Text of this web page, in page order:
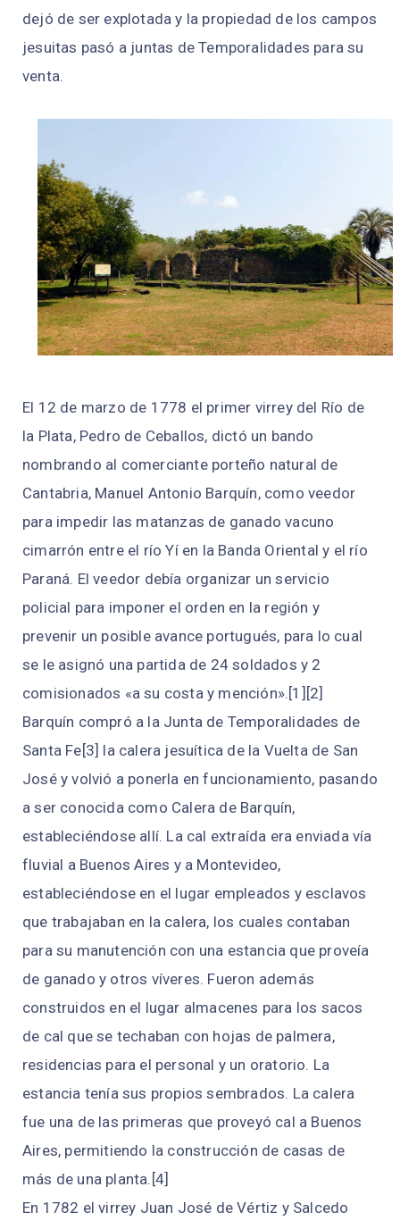
dejó de ser explotada y la propiedad de los campos
jesuitas pasó a juntas de Temporalidades para su
venta.
El 12 de marzo de 1778 el primer virrey del Río de
la Plata, Pedro de Ceballos, dictó un bando
nombrando al comerciante porteño natural de
Cantabria, Manuel Antonio Barquín, como veedor
para impedir las matanzas de ganado vacuno
cimarrón entre el río Yí en la Banda Oriental y el río
Paraná. El veedor debía organizar un servicio
policial para imponer el orden en la región y
prevenir un posible avance portugués, para lo cual
se le asignó una partida de 24 soldados y 2
comisionados «a su costa y mención».[1]​[2]​
Barquín compró a la Junta de Temporalidades de
Santa Fe[3]​ la calera jesuítica de la Vuelta de San
José y volvió a ponerla en funcionamiento, pasando
a ser conocida como Calera de Barquín,
estableciéndose allí. La cal extraída era enviada vía
fluvial a Buenos Aires y a Montevideo,
estableciéndose en el lugar empleados y esclavos
que trabajaban en la calera, los cuales contaban
para su manutención con una estancia que proveía
de ganado y otros víveres. Fueron además
construidos en el lugar almacenes para los sacos
de cal que se techaban con hojas de palmera,
residencias para el personal y un oratorio. La
estancia tenía sus propios sembrados. La calera
fue una de las primeras que proveyó cal a Buenos
Aires, permitiendo la construcción de casas de
más de una planta.[4]​
En 1782 el virrey Juan José de Vértiz y Salcedo